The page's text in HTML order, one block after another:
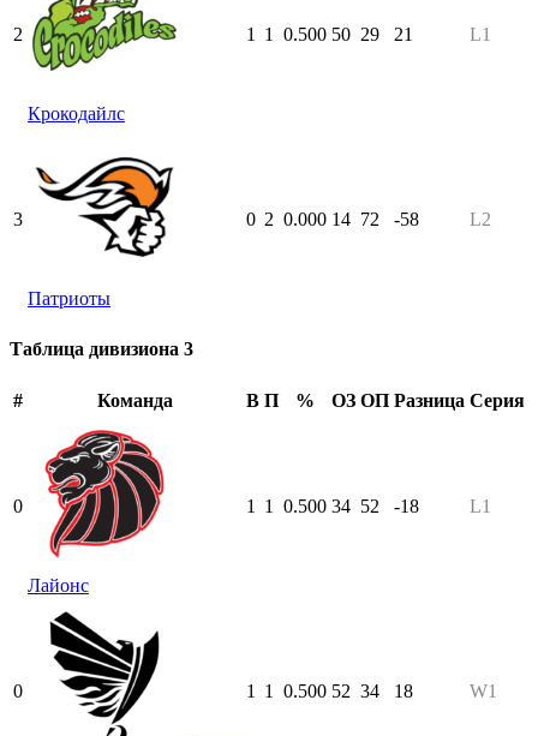
2
Крокодайлс
1 1 0.500 50 29 21 L1
3
Патриоты
0 2 0.000 14 72 -58 L2
Таблица дивизиона 3
# Команда В П % ОЗ ОП Разница Серия
0
Лайонс
1 1 0.500 34 52 -18 L1
0 1 1 0.500 52 34 18 W1